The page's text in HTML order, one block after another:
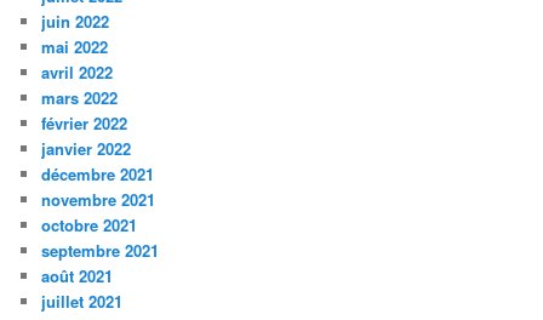
juin 2022
mai 2022
avril 2022
mars 2022
février 2022
janvier 2022
décembre 2021
novembre 2021
octobre 2021
septembre 2021
août 2021
juillet 2021